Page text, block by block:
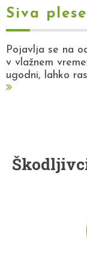
Siva
Pojavlja se na
v vlažnem
ugodni, lahko